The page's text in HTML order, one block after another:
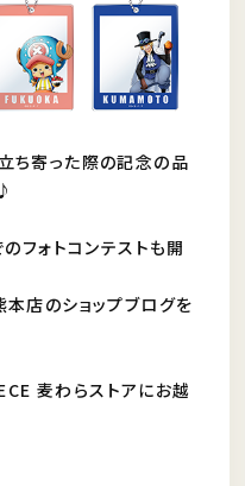
ち寄った際の記念の品
フォトコンテストも開
店のショップブログを
麦わらストアにお越